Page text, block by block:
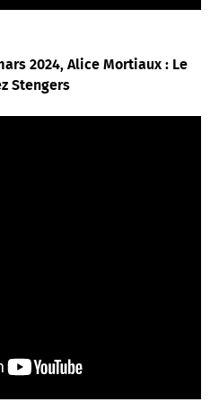
2024, Alice Mortiaux : Le
Stengers